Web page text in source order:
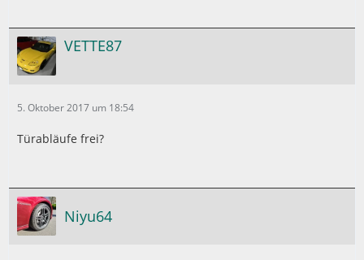
VETTE87
5. Oktober 2017 um 18:54
Türabläufe frei?
Niyu64